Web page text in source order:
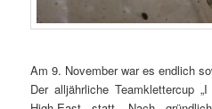
Am 9. November war es endlich
Der alljährliche Teamklettercup